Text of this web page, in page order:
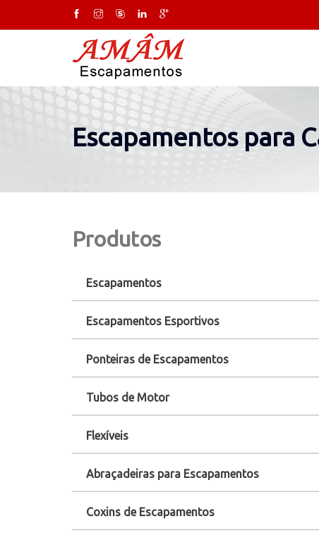
Escapamentos para
Produtos
Escapamentos
Escapamentos Esportivos
Ponteiras de Escapamentos
Tubos de Motor
Flexíveis
Abraçadeiras para Escapamentos
Coxins de Escapamentos